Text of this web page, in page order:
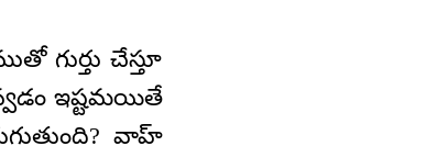
గుర్తు చేస్తూ
ఇష్టమయితే
వాహ్